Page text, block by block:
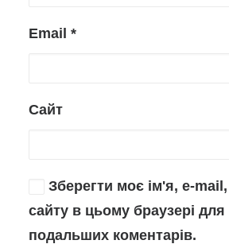
Email *
Сайт
Зберегти моє ім'я, e-
сайту в цьому браузері для
подальших коментарів.